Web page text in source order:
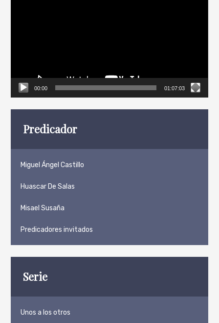
00:00 01:07:03
Predicador
Miguel Ángel Castillo
Huascar De Salas
Misael Susaña
Predicadores invitados
Serie
Unos a los otros